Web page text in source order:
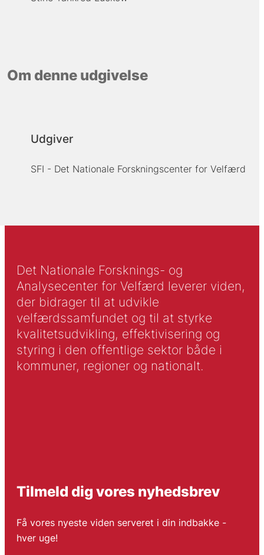
Om denne udgivelse
Udgiver
SFI - Det Nationale Forskningscenter for Velfærd
Det Nationale Forsknings- og
Analysecenter for Velfærd leverer viden,
der bidrager til at udvikle
velfærdssamfundet og til at styrke
kvalitetsudvikling, effektivisering og
styring i den offentlige sektor både i
kommuner, regioner og nationalt.
Tilmeld dig vores nyhedsbrev
Få vores nyeste viden serveret i din indbakke -
hver uge!